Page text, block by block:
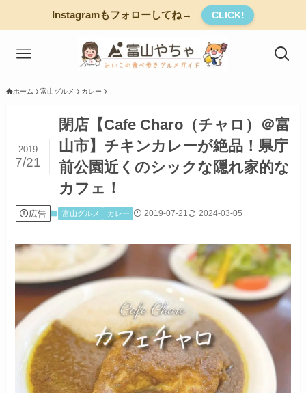
Instagramもフォローしてね→ CLICK!
ホーム 富山グルメ カレー
閉店【Cafe Charo（チャロ）＠富
山市】チキンカレーが絶品！県庁
前公園近くのシックな隠れ家的な
カフェ！
2019
7/21
広告 富山グルメ カレー 2019-07-21 2024-03-05